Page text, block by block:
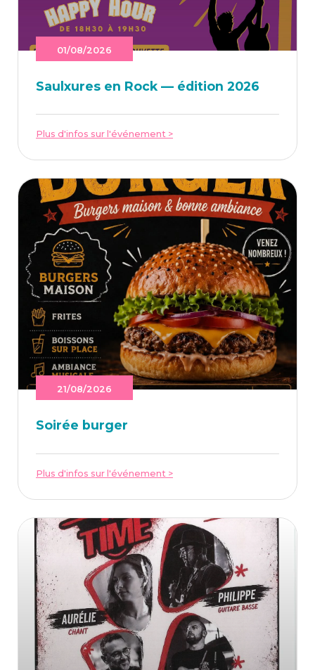
01/08/2026
Saulxures en Rock — édi­tion 2026
Plus d'infos sur l'événement >
21/08/2026
Soi­rée burger
Plus d'infos sur l'événement >